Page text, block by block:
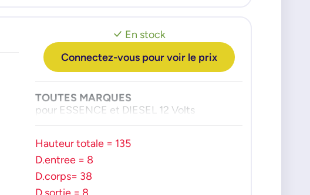
En stock
Connectez-vous pour voir le prix
TOUTES MARQUES
pour ESSENCE et DIESEL 12 Volts
Hauteur totale = 135
D.entree = 8
D.corps= 38
D.sortie = 8